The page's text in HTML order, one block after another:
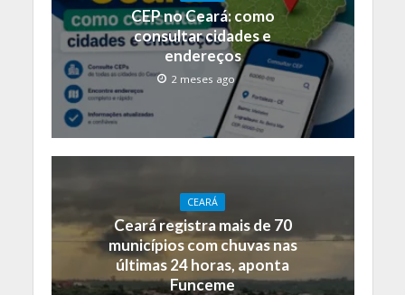
CEP no Ceará: como
consultar cidades e
endereços
2 meses ago
CEARÁ
Ceará registra mais de 70
municípios com chuvas nas
últimas 24 horas, aponta
Funceme